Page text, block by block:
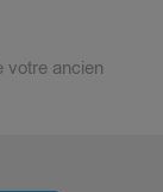
votre ancien